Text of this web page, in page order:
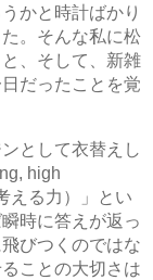
かと時計ばかり
。そんな私に松
、そして、新雑
だったことを覚
として衣替えし
high
える力）」とい
時に答えが返っ
びつくのではな
ことの大切さは